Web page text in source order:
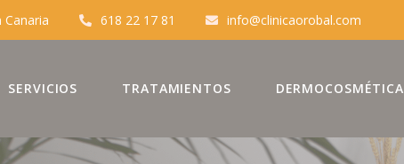
618 22 17 81 info@clinicaorobal.com
SERVICIOS TRATAMIENTOS DERMOCOSMÉTICA